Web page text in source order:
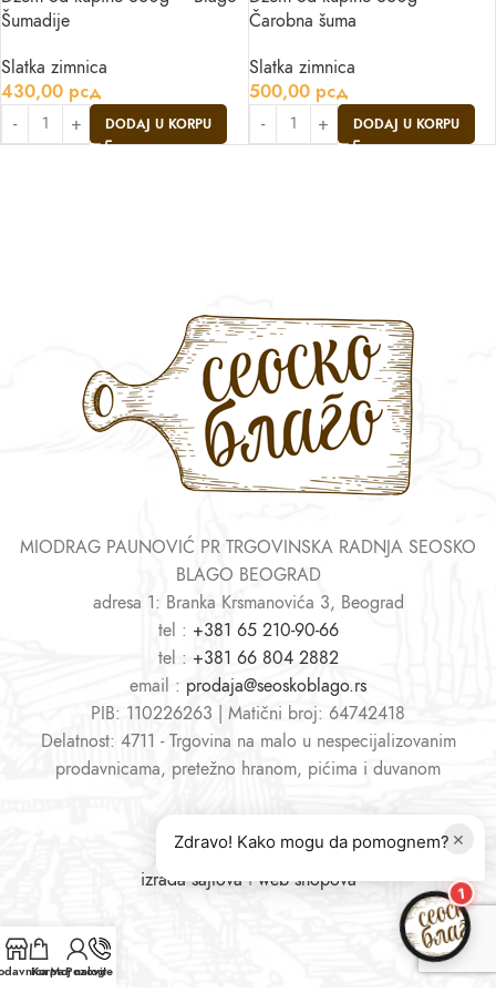
Šumadije
Slatka zimnica
430,00 рсд
DODAJ U KORPU
Čarobna šuma
Slatka zimnica
500,00 рсд
DODAJ U KORPU
MIODRAG PAUNOVIĆ PR TRGOVINSKA RADNJA SEOSKO
BLAGO BEOGRAD
adresa 1: Branka Krsmanovića 3, Beograd
tel : +381 65 210-90-66
tel : +381 66 804 2882
email : prodaja@seoskoblago.rs
PIB: 110226263 | Matični broj: 64742418
Delatnost: 4711 - Trgovina na malo u nespecijalizovanim
prodavnicama, pretežno hranom, pićima i duvanom
izrada sajtovaiweb shopova
KorpaMoj nalog
Pozovite nas
×
Zdravo! Kako mogu da pomognem?
1